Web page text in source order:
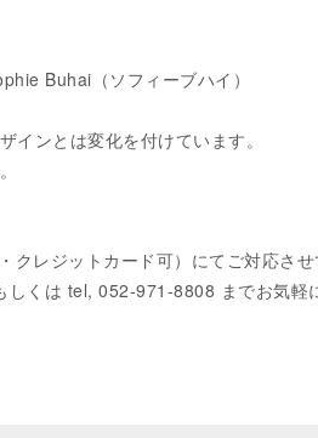
Buhai（ソフィーブハイ）
インとは変化を付けています。
クレジットカード可）にてご対応さ
くは tel, 052-971-8808 までお気軽